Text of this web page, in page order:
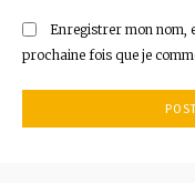
Enregistrer mon nom,
prochaine fois que je